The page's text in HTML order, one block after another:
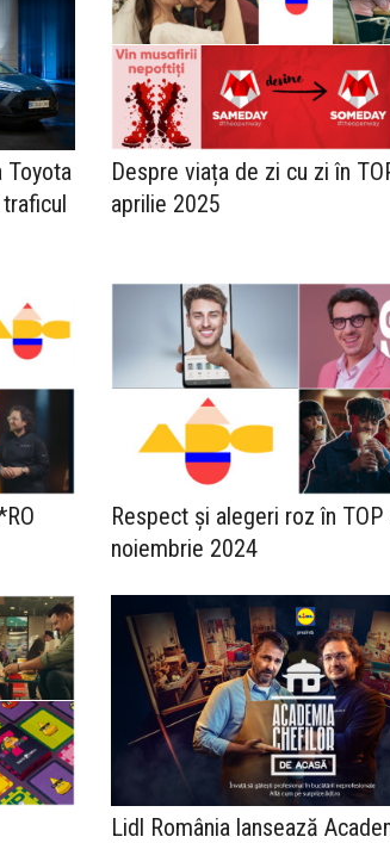
Toyota
Despre viața de zi cu zi în
aprilie 2025
Respect și alegeri roz în TOP
noiembrie 2024
Lidl România lansează